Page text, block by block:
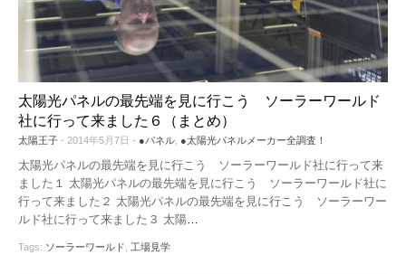
太陽光パネルの最先端を見に行こう ソーラーワールド
社に行って来ました６（まとめ）
太陽王子 - 2014年5月7日 - ●パネル ●太陽光パネルメーカー全調査！
太陽光パネルの最先端を見に行こう ソーラーワールド社に行って来
ました１ 太陽光パネルの最先端を見に行こう ソーラーワールド社に
行って来ました２ 太陽光パネルの最先端を見に行こう ソーラーワー
ルド社に行って来ました３ 太陽…
Tags: ソーラーワールド 工場見学